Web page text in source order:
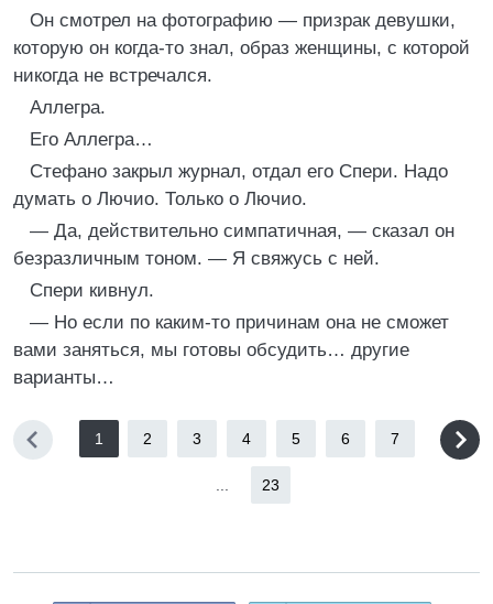
Он смотрел на фотографию — призрак девушки,
которую он когда-то знал, образ женщины, с которой
никогда не встречался.
Аллегра.
Его Аллегра…
Стефано закрыл журнал, отдал его Спери. Надо
думать о Лючио. Только о Лючио.
— Да, действительно симпатичная, — сказал он
безразличным тоном. — Я свяжусь с ней.
Спери кивнул.
— Но если по каким-то причинам она не сможет
вами заняться, мы готовы обсудить… другие
варианты…
1 2 3 4 5 6 7
23